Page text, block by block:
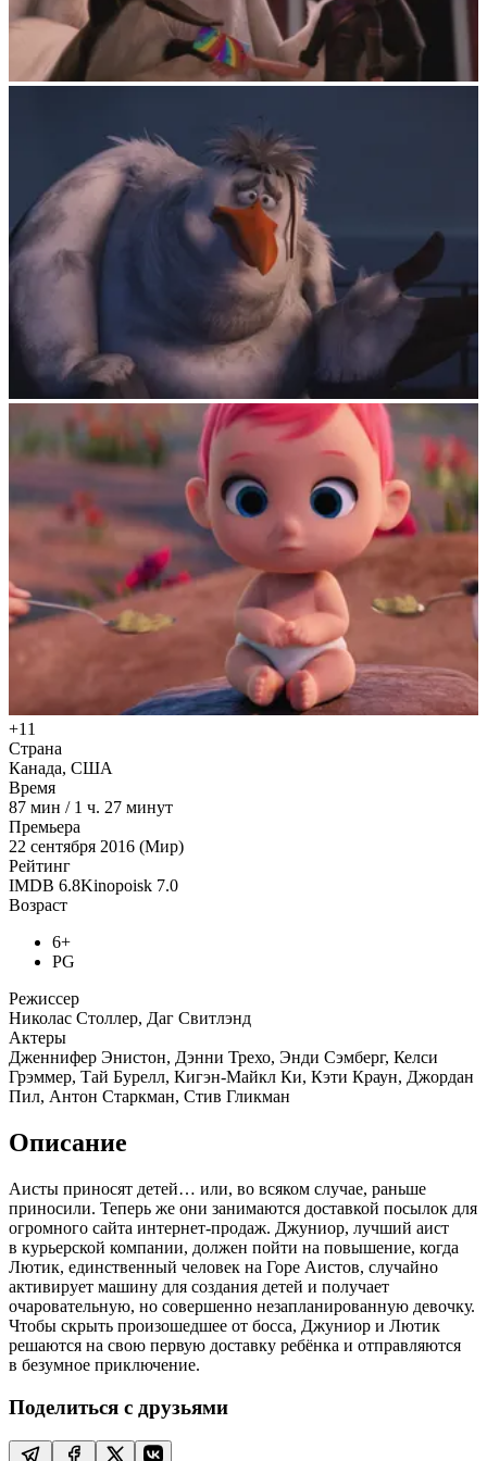
+11
Страна
Канада, США
Время
87 мин / 1 ч. 27 минут
Премьера
22 сентября 2016 (Мир)
Рейтинг
IMDB 6.8Kinopoisk 7.0
Возраст
6+
PG
Режиссер
Николас Столлер, Даг Свитлэнд
Актеры
Дженнифер Энистон, Дэнни Трехо, Энди Сэмберг, Келси
Грэммер, Тай Бурелл, Кигэн-Майкл Ки, Кэти Краун, Джордан
Пил, Антон Старкман, Стив Гликман
Описание
Аисты приносят детей… или, во всяком случае, раньше
приносили. Теперь же они занимаются доставкой посылок для
огромного сайта интернет-продаж. Джуниор, лучший аист
в курьерской компании, должен пойти на повышение, когда
Лютик, единственный человек на Горе Аистов, случайно
активирует машину для создания детей и получает
очаровательную, но совершенно незапланированную девочку.
Чтобы скрыть произошедшее от босса, Джуниор и Лютик
решаются на свою первую доставку ребёнка и отправляются
в безумное приключение.
Поделиться с друзьями